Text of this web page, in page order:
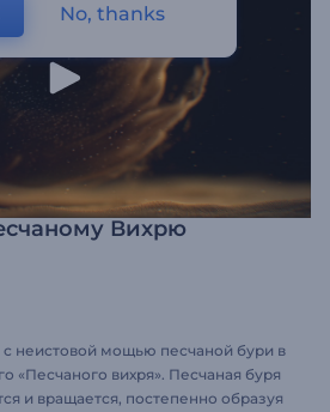
Вихрю
с неистовой мощью песчаной бури в
«Песчаного вихря». Песчаная буря
и вращается, постепенно образуя
No, thanks